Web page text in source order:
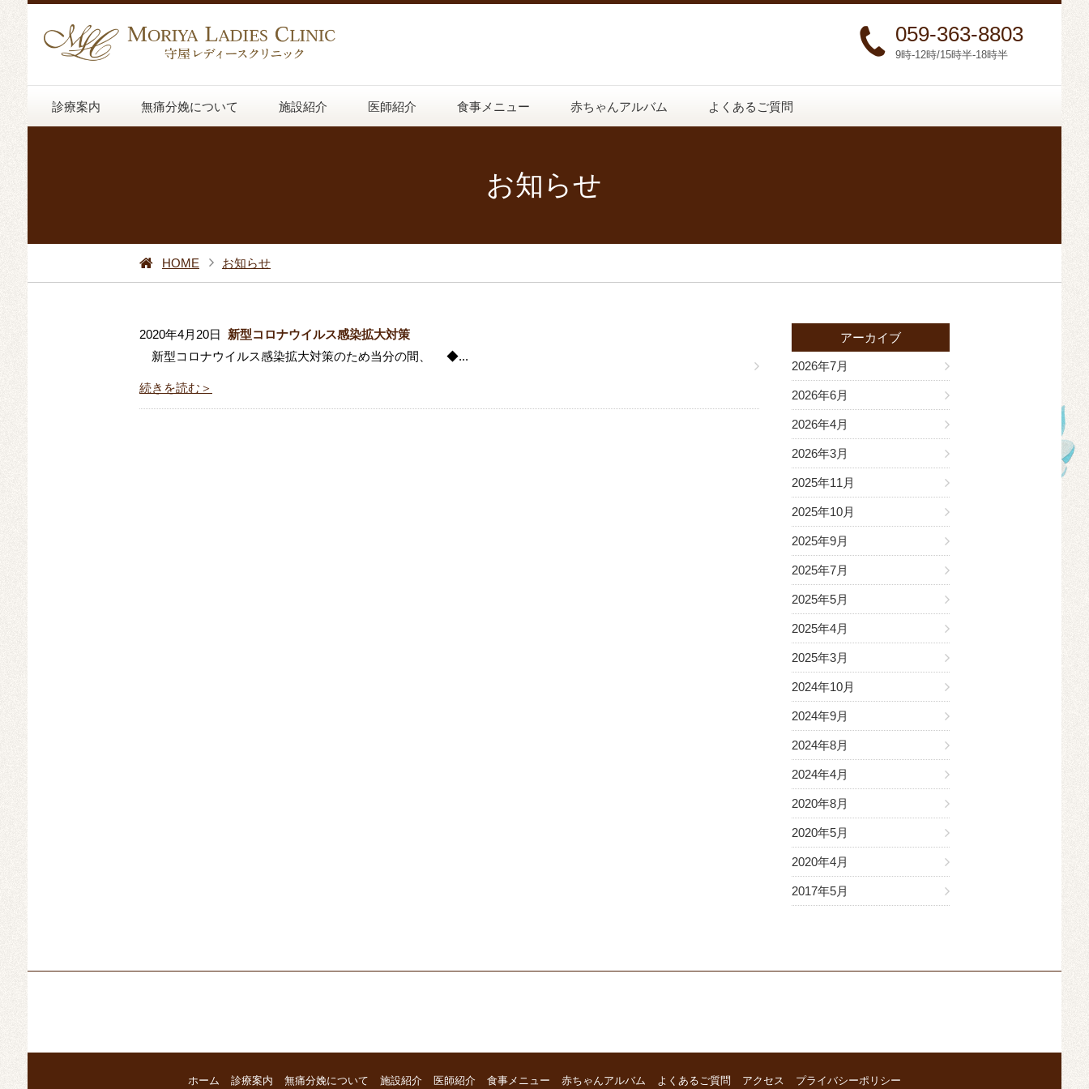
059-363-8803
9時-12時/15時半-18時半
診療案内 無痛分娩について 施設紹介 医師紹介 食事メニュー 赤ちゃんアルバム よくあるご質問
お知らせ
HOME お知らせ
2020年4月20日
新型コロナウイルス感染拡大対策
新型コロナウイルス感染拡大対策のため当分の間、 ◆...
続きを読む＞
アーカイブ
2026年7月
2026年6月
2026年4月
2026年3月
2025年11月
2025年10月
2025年9月
2025年7月
2025年5月
2025年4月
2025年3月
2024年10月
2024年9月
2024年8月
2024年4月
2020年8月
2020年5月
2020年4月
2017年5月
ホーム 診療案内 無痛分娩について 施設紹介 医師紹介 食事メニュー 赤ちゃんアルバム よくあるご質問 アクセス プライバシーポリシー